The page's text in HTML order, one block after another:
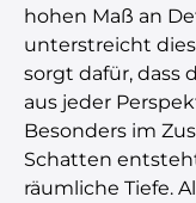
hohen Maß an
unterstreicht
sorgt dafür, dass
aus jeder
Besonders im
Schatten
räumliche Tiefe.